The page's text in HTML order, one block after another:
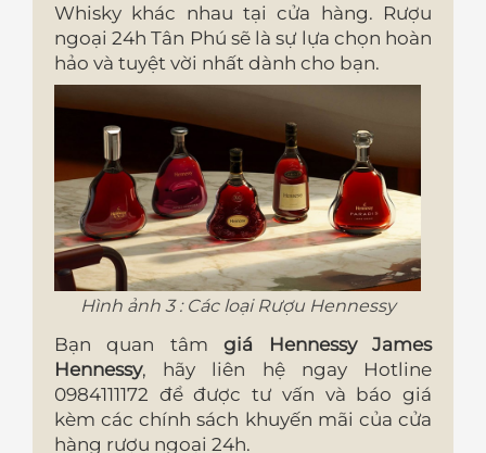
Whisky khác nhau tại cửa hàng. Rượu
ngoại 24h Tân Phú sẽ là sự lựa chọn hoàn
hảo và tuyệt vời nhất dành cho bạn.
Hình ảnh 3 : Các loại Rượu Hennessy
Bạn quan tâmgiá Hennessy James
Hennessy, hãy liên hệ ngay Hotline
0984111172 để được tư vấn và báo giá
kèm các chính sách khuyến mãi của cửa
hàng rượu ngoại 24h.